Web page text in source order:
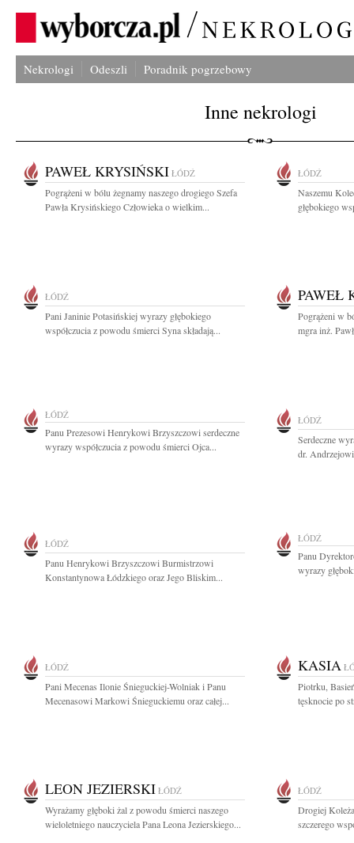
Nekrologi Odeszli Poradnik pogrzebowy
Inne nekrologi
PAWEŁ KRYSIŃSKI ŁÓDŹ
Pogrążeni w bólu żegnamy naszego drogiego Szefa
Pawła Krysińskiego Człowieka o wielkim...
ŁÓDŹ
Naszemu
głębokiego
ŁÓDŹ
Pani Janinie Potasińskiej wyrazy głębokiego
współczucia z powodu śmierci Syna składają...
PAWEŁ
Pogrążeni w
mgra inż.
ŁÓDŹ
Panu Prezesowi Henrykowi Brzyszczowi serdeczne
wyrazy współczucia z powodu śmierci Ojca...
ŁÓDŹ
Serdeczne
dr.
ŁÓDŹ
Panu Henrykowi Brzyszczowi Burmistrzowi
Konstantynowa Łódzkiego oraz Jego Bliskim...
ŁÓDŹ
Panu
wyrazy
ŁÓDŹ
Pani Mecenas Ilonie Śnieguckiej-Wolniak i Panu
Mecenasowi Markowi Śnieguckiemu oraz całej...
KASIA
Piotrku,
tęsknocie po
LEON JEZIERSKI ŁÓDŹ
Wyrażamy głęboki żal z powodu śmierci naszego
wieloletniego nauczyciela Pana Leona Jezierskiego...
ŁÓDŹ
Drogiej
szczerego